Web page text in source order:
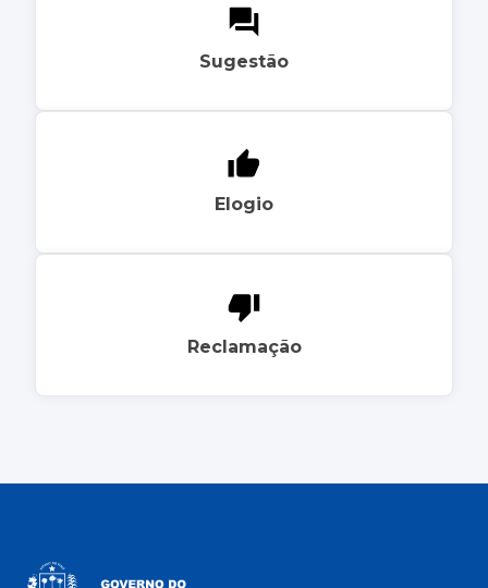
Sugestão
Elogio
Reclamação